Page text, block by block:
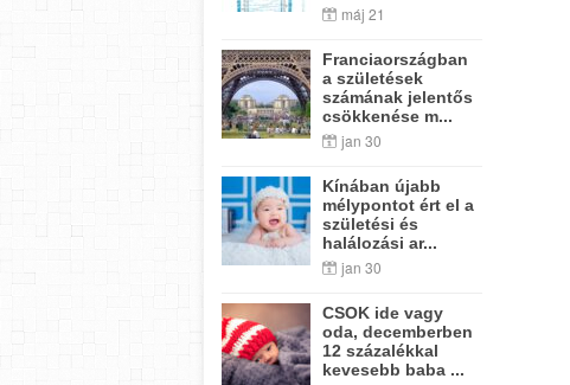
máj 21
Franciaországban
a születések
számának jelentős
csökkenése m...
jan 30
Kínában újabb
mélypontot ért el a
születési és
halálozási ar...
jan 30
CSOK ide vagy
oda, decemberben
12 százalékkal
kevesebb baba ...